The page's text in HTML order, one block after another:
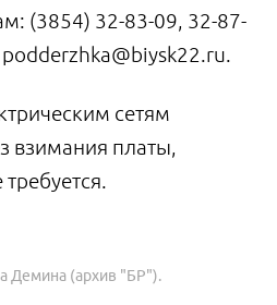
(3854) 32-83-09, 32-87-
сетям
взимания платы,
Демина (архив "БР").